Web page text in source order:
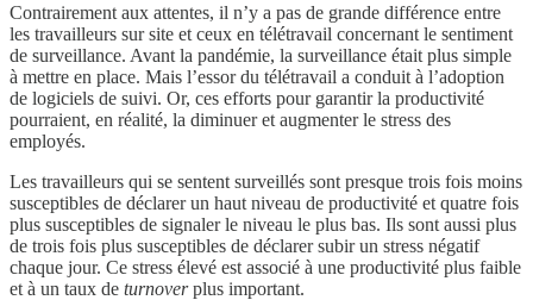
Contrairement aux attentes, il n’y a pas de grande différence entre
les travailleurs sur site et ceux en télétravail concernant le sentiment
de surveillance. Avant la pandémie, la surveillance était plus simple
à mettre en place. Mais l’essor du télétravail a conduit à l’adoption
de logiciels de suivi. Or, ces efforts pour garantir la productivité
pourraient, en réalité, la diminuer et augmenter le stress des
employés.
Les travailleurs qui se sentent surveillés sont presque trois fois moins
susceptibles de déclarer un haut niveau de productivité et quatre fois
plus susceptibles de signaler le niveau le plus bas. Ils sont aussi plus
de trois fois plus susceptibles de déclarer subir un stress négatif
chaque jour. Ce stress élevé est associé à une productivité plus faible
et à un taux de turnoverplus important.